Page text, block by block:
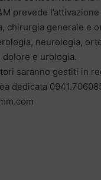
prevede
chirurgia generale e
neurologia,
dolore e urologia.
saranno gestiti in
dedicata